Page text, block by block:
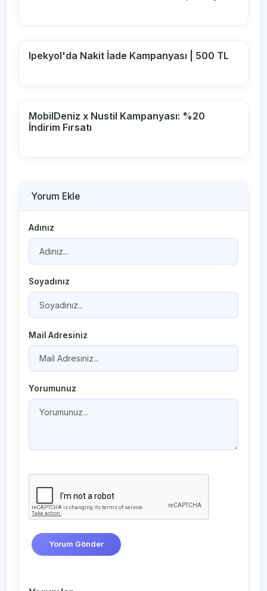
Ipekyol'da Nakit İade Kampanyası | 500 TL
MobilDeniz x Nustil Kampanyası: %20
İndirim Fırsatı
Yorum Ekle
Adınız
Soyadınız
Mail Adresiniz
Yorumunuz
Yorum Gönder